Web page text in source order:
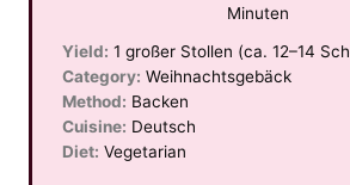
Minuten
Yield: 1 großer Stollen (ca. 12–14
Category: Weihnachtsgebäck
Method: Backen
Cuisine: Deutsch
Diet: Vegetarian